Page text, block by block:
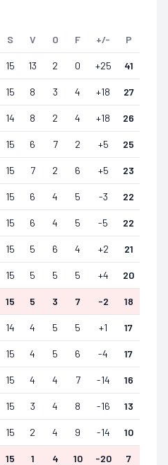
S V O F +/- P
15 13 2 0 +25 41
15 8 3 4 +18 27
14 8 2 4 +18 26
15 6 7 2 +5 25
15 7 2 6 +5 23
15 6 4 5 -3 22
15 6 4 5 -5 22
15 5 6 4 +2 21
15 5 5 5 +4 20
15 5 3 7 -2 18
14 4 5 5 +1 17
15 4 5 6 -4 17
15 4 4 7 -14 16
15 3 4 8 -16 13
15 2 4 9 -14 10
15 1 4 10 -20 7